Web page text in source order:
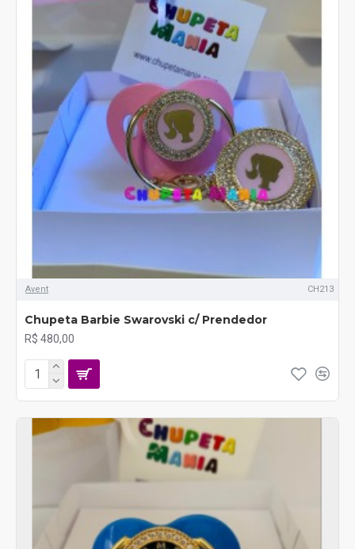
Avent CH213
Chupeta Barbie Swarovski c/ Prendedor
R$ 480,00